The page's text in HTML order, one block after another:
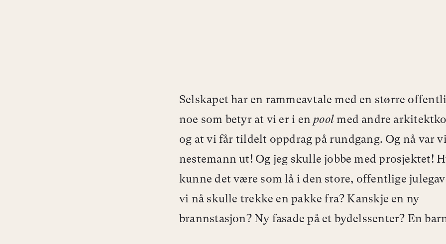
Selskapet har en rammeavtale med en større
noe som betyr at vi er i en pool med andre
og at vi får tildelt oppdrag på rundgang. Og nå var
nestemann ut! Og jeg skulle jobbe med prosjektet!
kunne det være som lå i den store, offentlige
vi nå skulle trekke en pakke fra? Kanskje en ny
brannstasjon? Ny fasade på et bydelssenter? En